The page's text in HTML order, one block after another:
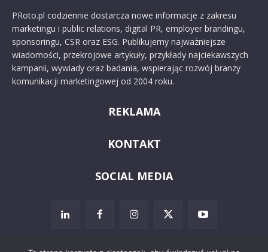
PRoto.pl codziennie dostarcza nowe informacje z zakresu
marketingu i public relations, digital PR, employer brandingu,
sponsoringu, CSR oraz ESG. Publikujemy najważniejsze
wiadomości, przekrojowe artykuły, przykłady najciekawszych
kampanii, wywiady oraz badania, wspierając rozwój branży
komunikacji marketingowej od 2004 roku.
REKLAMA
KONTAKT
SOCIAL MEDIA